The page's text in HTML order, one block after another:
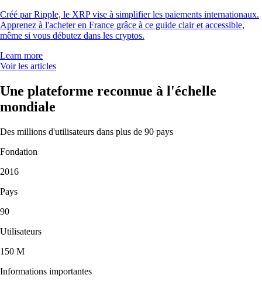
Créé par Ripple, le XRP vise à simplifier les paiements internationaux.
Apprenez à l'acheter en France grâce à ce guide clair et accessible,
même si vous débutez dans les cryptos.
Learn more
Voir les articles
Une plateforme reconnue à l'échelle
mondiale
Des millions d'utilisateurs dans plus de 90 pays
Fondation
2016
Pays
90
Utilisateurs
150 M
Informations importantes